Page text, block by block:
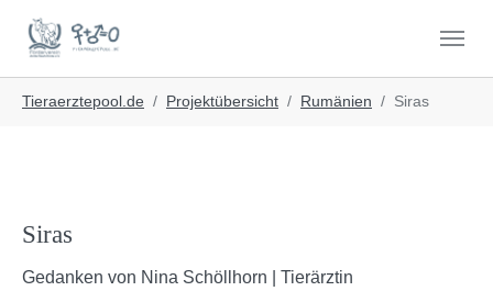
Tieraerztepool.de
Projektübersicht Rumänien Siras
Siras
Gedanken von Nina Schöllhorn | Tierärztin